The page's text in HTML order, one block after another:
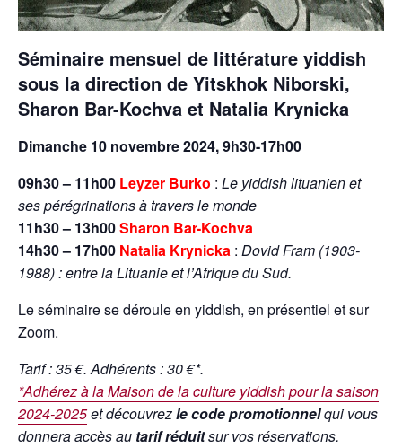
Séminaire mensuel de littérature yiddish
sous la direction de Yitskhok Niborski,
Sharon Bar-Kochva et Natalia Krynicka
Dimanche 10 novembre 2024, 9h30-17h00
09h30 – 11h00 Leyzer Burko : Le yiddish lituanien et
ses pérégrinations à travers le monde
11h30 – 13h00Sharon Bar-Kochva
14h30 – 17h00 Natalia Krynicka : Dovid Fram (1903-
1988) : entre la Lituanie et l’Afrique du Sud.
Le séminaire se déroule en yiddish, en présentiel et sur
Zoom.
Tarif : 35 €. Adhérents : 30 €*.
*Adhérez à la Maison de la culture yiddish pour la saison
2024-2025et découvrezle code promotionnelqui vous
donnera accès au tarif réduitsur vos réservations.